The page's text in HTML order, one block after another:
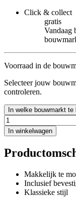
Click & collect
gratis
Vandaag
Voorraad in de
Selecteer jouw
controleren.
In welke bouwmarkt te
In winkelwagen
Makkelijk te
Inclusief
Klassieke stijl